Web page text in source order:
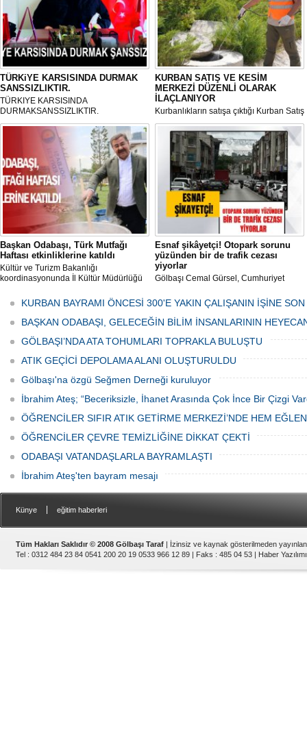
TÜRKiYE KARSISINDA DURMAK
SANSSIZLIKTIR.
TÜRKIYE KARSISINDA
DURMAKSANSSIZLIKTIR.
KURBAN SATIŞ VE KESİM
MERKEZİ DÜZENLİ OLARAK
İLAÇLANIYOR
Kurbanlıkların satışa çıktığı Kurban Satış
ve Kesim Merkezi, haşere ve
mikropların önüne geçilmesi amacıyla
her gün Gölbaşı Belediyesi ekipleri
tarafından düzenli olarak ilaçlanıyor.
Başkan Odabaşı, Türk Mutfağı
Haftası etkinliklerine katıldı
Kültür ve Turizm Bakanlığı
koordinasyonunda İl Kültür Müdürlüğü
Haftası" etkinlikleri Ankara'da devam
ediyor.
Esnaf şikâyetçi! Otopark sorunu
yüzünden bir de trafik cezası
yiyorlar
Gölbaşı Cemal Gürsel, Cumhuriyet
bulunan esnaf ve alışverişe gelen
vatandaşlar park cezaları yüzünden
canından bezdi.
KURBAN BAYRAMI ÖNCESİ 300'E YAKIN ÇALIŞANIN İŞİNE
BAŞKAN ODABAŞI, GELECEĞİN BİLİM İNSANLARININ
GÖLBAŞI’NDA ATA TOHUMLARI TOPRAKLA BULUŞTU
ATIK GEÇİCİ DEPOLAMA ALANI OLUŞTURULDU
Gölbaşı'na özgü Seğmen Derneği kuruluyor
İbrahim Ateş; “Beceriksizle, İhanet Arasında Çok İnce Bir Çizgi
ÖĞRENCİLER SIFIR ATIK GETİRME MERKEZİ’NDE HEM
ÖĞRENCİLER ÇEVRE TEMİZLİĞİNE DİKKAT ÇEKTİ
ODABAŞI VATANDAŞLARLA BAYRAMLAŞTI
İbrahim Ateş'ten bayram mesajı
Künye eğitim haberleri
Tüm Hakları Saklıdır © 2008 Gölbaşı Taraf | İzinsiz ve kaynak gösterilmeden
Tel : 0312 484 23 84 0541 200 20 19 0533 966 12 89 | Faks : 485 04 53 | Haber Yazılımı